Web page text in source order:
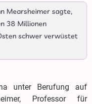
Mearsheimer sagte,
38 Millionen
schwer verwüstet
unter Berufung auf
Professor für